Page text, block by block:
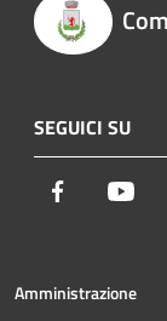
SEGUICI SU
Facebook
Amministrazione